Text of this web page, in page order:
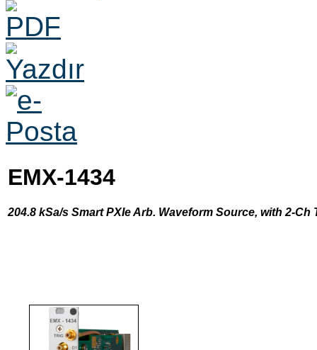
EMX-1434
204.8 kSa/s Smart PXIe Arb. Waveform Source, with 2-Ch